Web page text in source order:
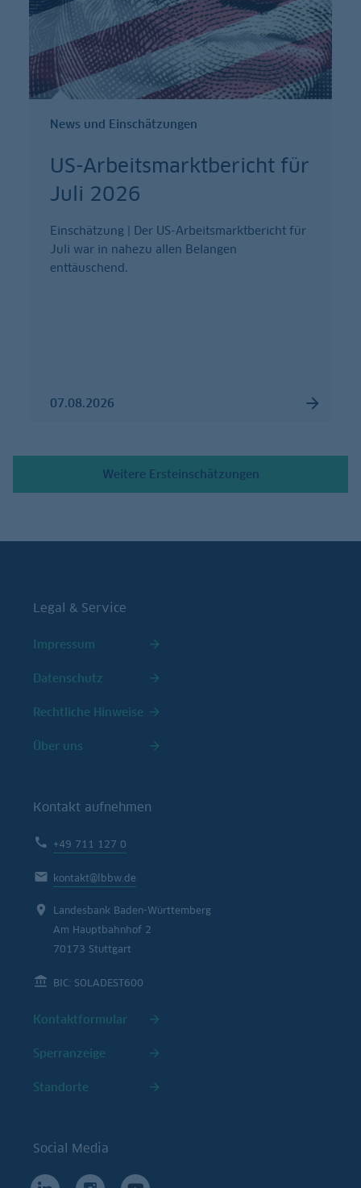
News und Einschätzungen
US-Arbeitsmarktbericht für
Juli 2026
Einschätzung | Der US-Arbeitsmarktbericht für
Juli war in nahezu allen Belangen
enttäuschend.
07.08.2026
Weitere Ersteinschätzungen
Legal & Service
Impressum
Datenschutz
Rechtliche Hinweise
Über uns
Kontakt aufnehmen
+49 711 127 0
kontakt@lbbw.de
Landesbank Baden-Württemberg
Am Hauptbahnhof 2
70173 Stuttgart
BIC: SOLADEST600
Kontaktformular
Sperranzeige
Standorte
Social Media